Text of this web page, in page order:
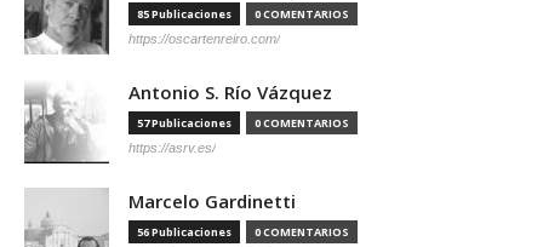
85 Publicaciones 0 COMENTARIOS
https://oscartenreiro.com/
Antonio S. Río Vázquez
57 Publicaciones 0 COMENTARIOS
https://asrv.es/
Marcelo Gardinetti
56 Publicaciones 0 COMENTARIOS